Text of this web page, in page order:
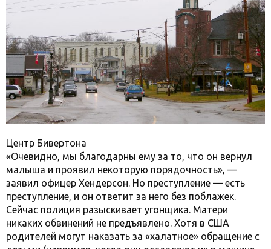
Центр Бивертона
«Очевидно, мы благодарны ему за то, что он вернул
малыша и проявил некоторую порядочность», —
заявил офицер Хендерсон. Но преступление — есть
преступление, и он ответит за него без поблажек.
Сейчас полиция разыскивает угонщика. Матери
никаких обвинений не предъявлено. Хотя в США
родителей могут наказать за «халатное» обращение с